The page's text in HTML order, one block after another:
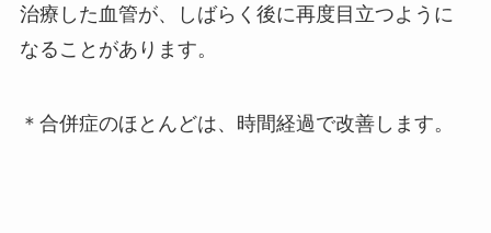
治療した血管が、しばらく後に再度目立つように
なることがあります。
＊合併症のほとんどは、時間経過で改善します。